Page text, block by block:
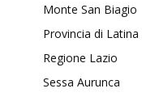
Monte San Biagio
Provincia di Latina
Regione Lazio
Sessa Aurunca